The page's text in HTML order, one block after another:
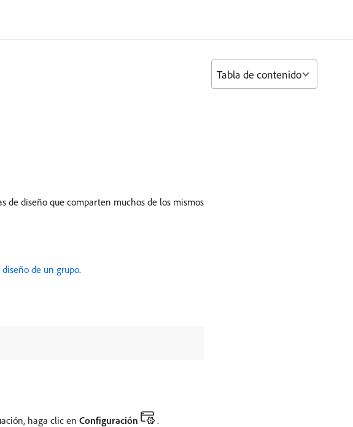
de diseño que comparten muchos de los mismos
de un grupo.
haga clic en Configuración .
Tabla de contenido